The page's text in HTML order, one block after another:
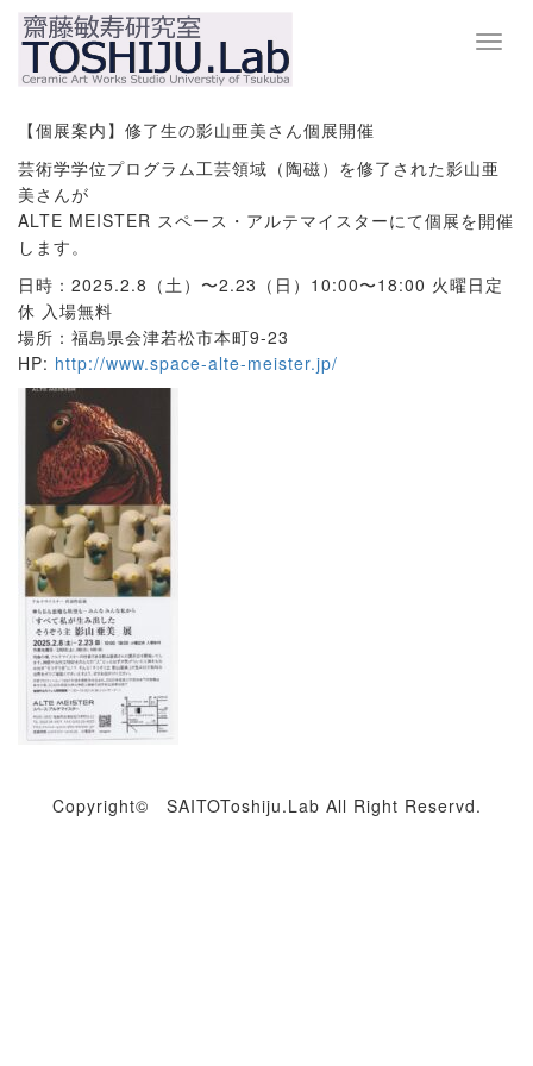
【個展案内】修了生の影山亜美さん個展開催
芸術学学位プログラム工芸領域（陶磁）を修了された影山亜
美さんが
ALTE MEISTER スペース・アルテマイスターにて個展を開催
します。
日時：2025.2.8（土）〜2.23（日）10:00〜18:00 火曜日定
休 入場無料
場所：福島県会津若松市本町9-23
HP: http://www.space-alte-meister.jp/
Copyright© SAITOToshiju.Lab All Right Reservd.